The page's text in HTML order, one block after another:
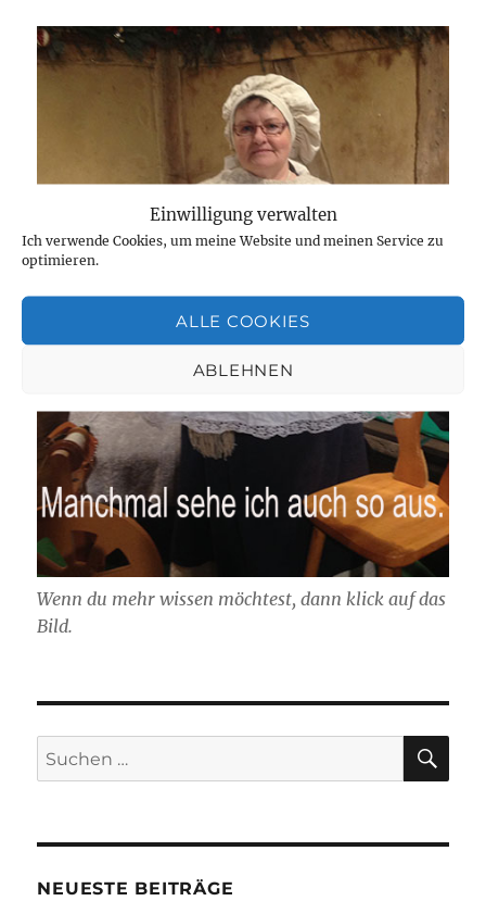
Einwilligung verwalten
Ich verwende Cookies, um meine Website und meinen Service zu
optimieren.
ALLE COOKIES
ABLEHNEN
Wenn du mehr wissen möchtest, dann klick auf das
Bild.
Suchen
nach:
NEUESTE BEITRÄGE